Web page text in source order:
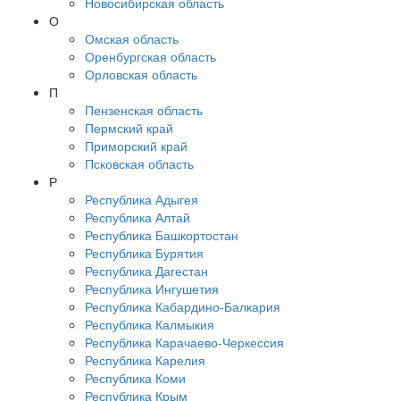
О
Омская область
Оренбургская область
Орловская область
П
Пензенская область
Пермский край
Приморский край
Псковская область
Р
Республика Адыгея
Республика Алтай
Республика Башкортостан
Республика Бурятия
Республика Дагестан
Республика Ингушетия
Республика Кабардино-Балкария
Республика Калмыкия
Республика Карачаево-Черкессия
Республика Карелия
Республика Коми
Республика Крым